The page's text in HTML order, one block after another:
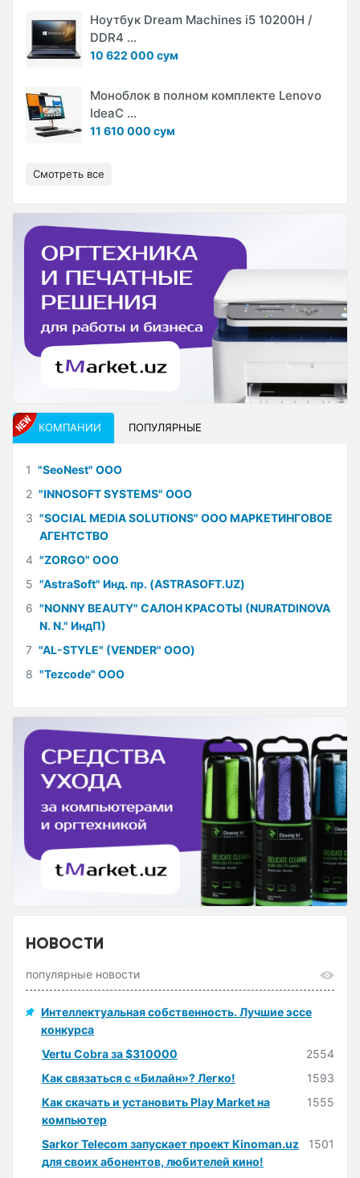
Ноутбук Dream Machines i5 10200H /
DDR4 ...
10 622 000 сум
Моноблок в полном комплекте Lenovo
IdeaC ...
11 610 000 сум
Смотреть все
КОМПАНИИ ПОПУЛЯРНЫЕ
1 "SeoNest" ООО
2 "INNOSOFT SYSTEMS" ООО
3 "SOCIAL MEDIA SOLUTIONS" ООО МАРКЕТИНГОВОЕ
АГЕНТСТВО
4 "ZORGO" ООО
5 "AstraSoft" Инд. пр. (ASTRASOFT.UZ)
6 "NONNY BEAUTY" САЛОН КРАСОТЫ (NURATDINOVA
N. N." ИндП)
7 "AL-STYLE" (VENDER" ООО)
8 "Tezcode" ООО
НОВОСТИ
популярные новости
Интеллектуальная собственность. Лучшие эссе
конкурса
Vertu Cobra за $310000
2554
Как связаться с «Билайн»? Легко!
1593
Как скачать и установить Play Market на
компьютер
1555
Sarkor Telecom запускает проект Kinoman.uz
для своих абонентов, любителей кино!
1501